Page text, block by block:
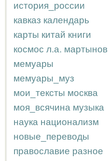
история_россии
кавказ календарь
карты китай книги
космос л.а. мартынов
мемуары
мемуары_муз
мои_тексты москва
моя_всячина музыка
наука национализм
новые_переводы
православие разное